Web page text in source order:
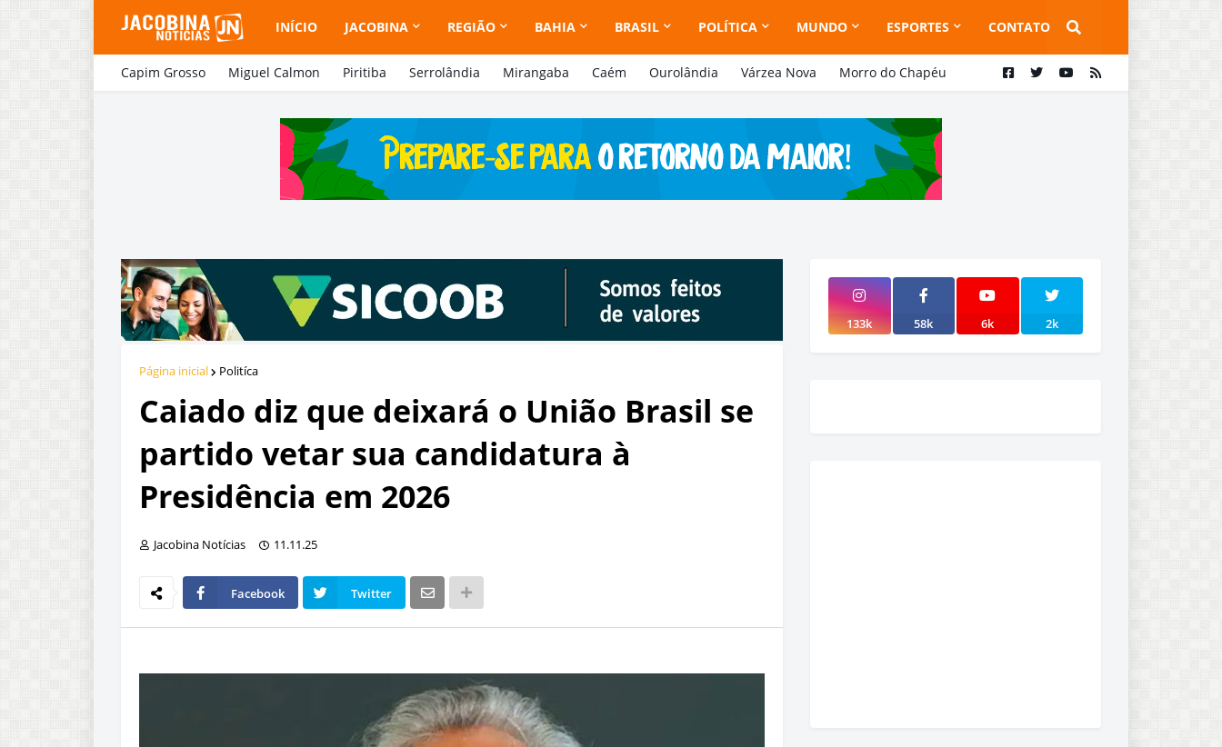
INÍCIO JACOBINA REGIÃO BAHIA BRASIL POLÍTICA MUNDO ESPORTES CONTATO
Capim Grosso Miguel Calmon Piritiba Serrolândia Mirangaba Caém Ourolândia Várzea Nova Morro do Chapéu
Página inicial Politíca
Caiado diz que deixará o União Brasil se
partido vetar sua candidatura à
Presidência em 2026
Jacobina Notícias 11.11.25
Facebook Twitter
133k 58k 6k 2k